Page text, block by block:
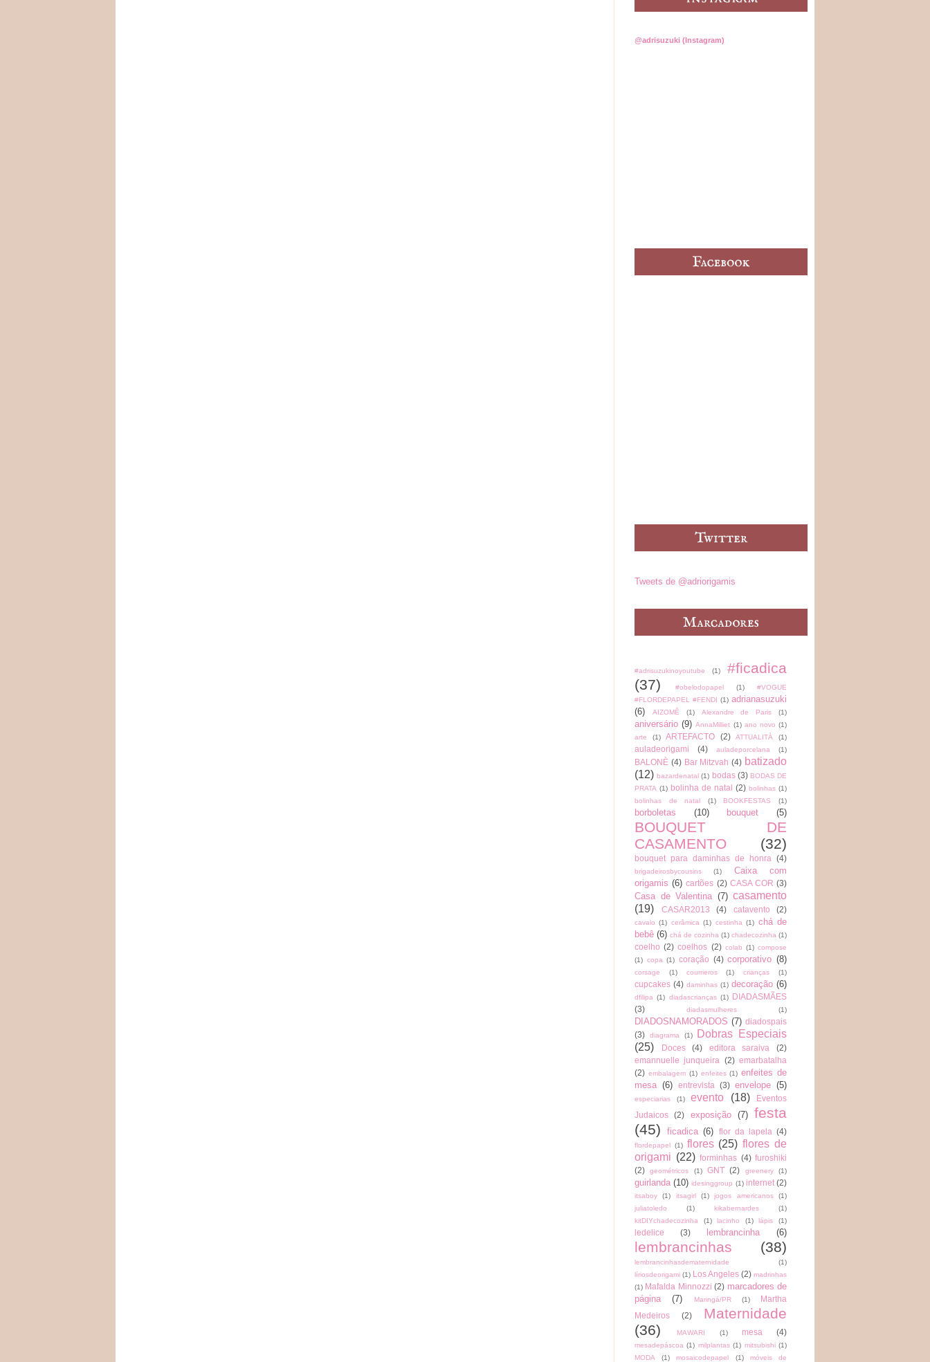
@adrisuzuki (Instagram)
Tweets de @adriorigamis
#adrisuzukinoyoutube (1)
#ficadica
(37)
#obelodopapel (1)
#VOGUE
#FLORDEPAPEL #FENDI (1) adrianasuzuki
(6)
AIZOMÊ (1) Alexandre de Paris (1)
aniversário (9) AnnaMilliet (1) ano novo (1)
arte
(1) ARTEFACTO (2) ATTUALITÀ (1)
auladeorigami (4) auladeporcelana (1)
BALONÈ (4) Bar Mitzvah (4) batizado
(12) bazardenatal (1) bodas (3) BODAS DE
PRATA (1) bolinha de natal (2) bolinhas (1)
bolinhas de natal
(1) BOOKFESTAS (1)
borboletas (10) bouquet (5)
BOUQUET DE
CASAMENTO
(32)
bouquet para daminhas de honra (4)
brigadeirosbycousins (1)
Caixa com
origamis (6) cartões (2) CASA COR (3)
Casa de Valentina (7) casamento
(19)
CASAR2013 (4) catavento (2)
cavalo (1) cerâmica (1) cestinha (1) chá de
bebê (6) chá de cozinha (1) chadecozinha (1)
coelho (2) coelhos (2) colab (1) compose
(1) copa (1) coração (4) corporativo (8)
corsage (1) courrieros (1) crianças (1)
cupcakes (4) daminhas (1) decoração (6)
dfilipa (1) diadascrianças (1) DIADASMÃES
(3)
diadasmulheres (1)
DIADOSNAMORADOS (7) diadospais
(3)
diagrama (1)
Dobras Especiais
(25)
Doces (4) editora saraiva
(2)
emannuelle junqueira
(2) emarbatalha
(2) embalagem (1) enfeites (1) enfeites de
mesa (6) entrevista (3) envelope (5)
especiarias (1) evento (18)
Eventos
Judaicos
(2) exposição (7)
festa
(45)
ficadica (6) flor da lapela (4)
flordepapel (1) flores (25) flores de
origami (22) forminhas (4) furoshiki
(2)
geométricos (1) GNT (2) greenery (1)
guirlanda (10) idesinggroup (1) internet (2)
itsaboy (1) itsagirl (1) jogos americanos
(1)
juliatoledo
(1) kikabernardes
(1)
kitDIYchadecozinha
(1) lacinho (1) lápis (1)
ledelice (3) lembrancinha (6)
lembrancinhas (38)
lembrancinhasdematernidade
(1)
líriosdeorigami (1) Los Angeles (2) madrinhas
(1) Mafalda Minnozzi (2) marcadores de
página
(7) Maringá/PR (1)
Martha
Medeiros
(2)
Maternidade
(36)
MAWARI (1) mesa (4)
mesadepáscoa (1) milplantas (1) mitsubishi (1)
MODA
(1) mosaicodepapel (1) móveis de